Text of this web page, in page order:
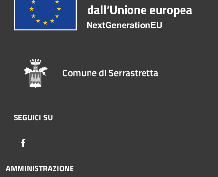
Comune di Serrastretta
SEGUICI SU
AMMINISTRAZIONE